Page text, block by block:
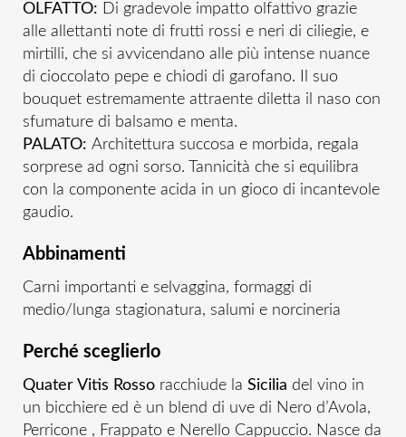
OLFATTO: Di gradevole impatto olfattivo grazie
alle allettanti note di frutti rossi e neri di ciliegie, e
mirtilli, che si avvicendano alle più intense nuance
di cioccolato pepe e chiodi di garofano. Il suo
bouquet estremamente attraente diletta il naso con
sfumature di balsamo e menta.
PALATO: Architettura succosa e morbida, regala
sorprese ad ogni sorso. Tannicità che si equilibra
con la componente acida in un gioco di incantevole
gaudio.
Abbinamenti
Carni importanti e selvaggina, formaggi di
medio/lunga stagionatura, salumi e norcineria
Perché sceglierlo
Quater Vitis Rosso racchiude la Sicilia del vino in
un bicchiere ed è un blend di uve di Nero d’Avola,
Perricone , Frappato e Nerello Cappuccio. Nasce da